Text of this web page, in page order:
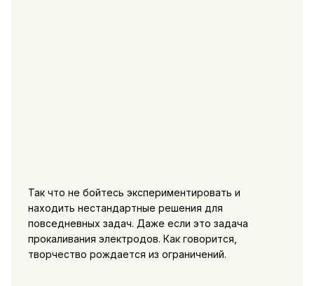
Так что не бойтесь экспериментировать и
находить нестандартные решения для
повседневных задач. Даже если это задача
прокаливания электродов. Как говорится,
творчество рождается из ограничений.